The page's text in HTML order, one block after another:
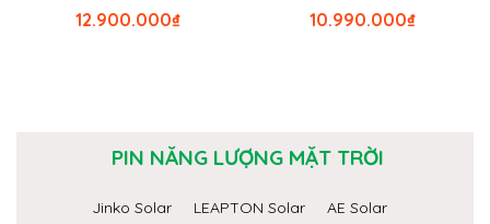
₫
12.900.000 ₫
10.990.000
PIN NĂNG LƯỢNG MẶT TRỜI
Jinko Solar LEAPTON Solar
AE Solar